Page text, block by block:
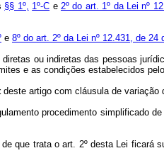
§§ 1º, 1º-C e 2º do art. 1º da Lei nº
e 8º do art. 2º da Lei nº 12.431, de 24
ou indiretas das pessoas
e as condições estabelecidos
deste artigo com cláusula de variação
procedimento simplificado
que trata o art. 2º desta Lei